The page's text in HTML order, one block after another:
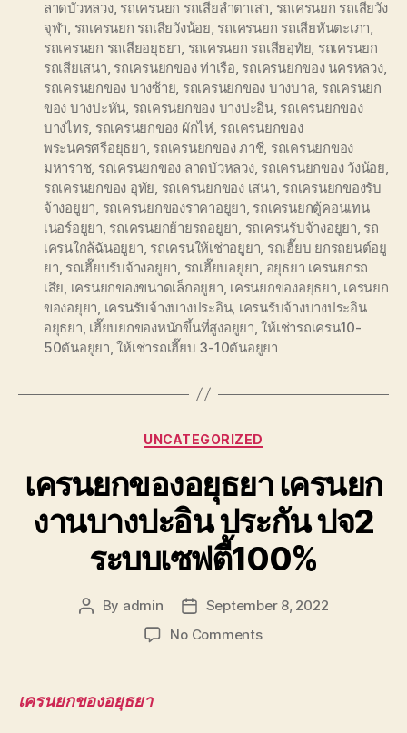
ลาดบัวหลวง, รถเครนยก รถเสียลำตาเสา รถเครนยก รถเสียวัง
จุฬา รถเครนยก รถเสียวังน้อย รถเครนยก รถเสียหันตะเภา
รถเครนยก รถเสียอยุธยา รถเครนยก รถเสียอุทัย รถเครนยก
รถเสียเสนา รถเครนยกของ ท่าเรือ รถเครนยกของ นครหลวง,
รถเครนยกของ บางซ้าย รถเครนยกของ บางบาล รถเครนยก
ของ บางปะหัน รถเครนยกของ บางปะอิน, รถเครนยกของ
บางไทร, รถเครนยกของ ผักไห่ รถเครนยกของ
พระนครศรีอยุธยา รถเครนยกของ ภาชี, รถเครนยกของ
มหาราช, รถเครนยกของ ลาดบัวหลวง, รถเครนยกของ วังน้อย
รถเครนยกของ อุทัย รถเครนยกของ เสนา รถเครนยกของรับ
จ้างอยูยา รถเครนยกของราคาอยูยา รถเครนยกตู้คอนเทน
เนอร์อยูยา รถเครนยกย้ายรถอยูยา รถเครนรับจ้างอยูยา รถ
เครนใกล้ฉันอยูยา รถเครนให้เช่าอยูยา รถเฮี๊ยบ ยกรถยนต์อยู
ยา รถเฮี๊ยบรับจ้างอยูยา รถเฮี๊ยบอยูยา อยุธยา เครนยกรถ
เสีย เครนยกของขนาดเล็กอยูยา เครนยกของอยุธยา เครนยก
ของอยุยา เครนรับจ้างบางประอิน, เครนรับจ้างบางประอิน
อยุธยา เฮี๊ยบยกของหนักขึ้นที่สูงอยูยา ,ให้เช่ารถเครน10-
50ตันอยูยา ,ให้เช่ารถเฮี๊ยบ 3-10ตันอยูยา
Categories
UNCATEGORIZED
เครนยกของอยุธยา เครนยก
งานบางปะอิน ประกัน ปจ2
ระบบเซฟตี้100%
Post
By admin
Post
date
September 8, 2022
No Commentson
เครนยกของอยุธยา